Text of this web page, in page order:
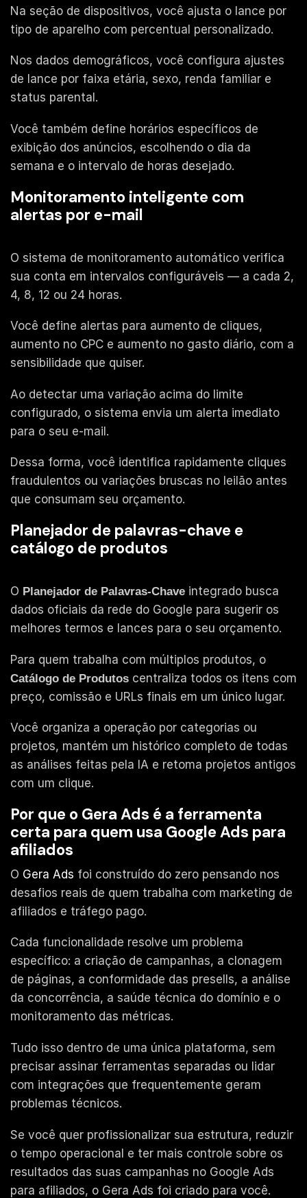
Na seção de dispositivos, você ajusta o lance por
tipo de aparelho com percentual personalizado.
Nos dados demográficos, você configura ajustes
de lance por faixa etária, sexo, renda familiar e
status parental.
Você também define horários específicos de
exibição dos anúncios, escolhendo o dia da
semana e o intervalo de horas desejado.
Monitoramento inteligente com
alertas por e-mail
O sistema de monitoramento automático verifica
sua conta em intervalos configuráveis — a cada 2,
4, 8, 12 ou 24 horas.
Você define alertas para aumento de cliques,
aumento no CPC e aumento no gasto diário, com a
sensibilidade que quiser.
Ao detectar uma variação acima do limite
configurado, o sistema envia um alerta imediato
para o seu e-mail.
Dessa forma, você identifica rapidamente cliques
fraudulentos ou variações bruscas no leilão antes
que consumam seu orçamento.
Planejador de palavras-chave e
catálogo de produtos
O Planejador de Palavras-Chave integrado busca
dados oficiais da rede do Google para sugerir os
melhores termos e lances para o seu orçamento.
Para quem trabalha com múltiplos produtos, o
Catálogo de Produtos centraliza todos os itens com
preço, comissão e URLs finais em um único lugar.
Você organiza a operação por categorias ou
projetos, mantém um histórico completo de todas
as análises feitas pela IA e retoma projetos antigos
com um clique.
Por que o Gera Ads é a ferramenta
certa para quem usa Google Ads para
afiliados
O Gera Ads foi construído do zero pensando nos
desafios reais de quem trabalha com marketing de
afiliados e tráfego pago.
Cada funcionalidade resolve um problema
específico: a criação de campanhas, a clonagem
de páginas, a conformidade das presells, a análise
da concorrência, a saúde técnica do domínio e o
monitoramento das métricas.
Tudo isso dentro de uma única plataforma, sem
precisar assinar ferramentas separadas ou lidar
com integrações que frequentemente geram
problemas técnicos.
Se você quer profissionalizar sua estrutura, reduzir
o tempo operacional e ter mais controle sobre os
resultados das suas campanhas no Google Ads
para afiliados, o Gera Ads foi criado para você.